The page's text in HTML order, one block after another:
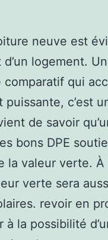
neuve est
logement.
qui
puissante, c’est
de savoir
bons DPE
la valeur verte.
verte sera
revoir en
la possibilité